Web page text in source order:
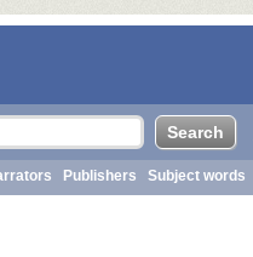
Publishers Subject words